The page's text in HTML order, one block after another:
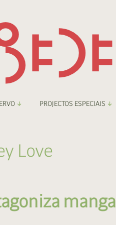
Comicarte
Digital
PROJECTOS ESPECIAIS
Recortes
Love
manga